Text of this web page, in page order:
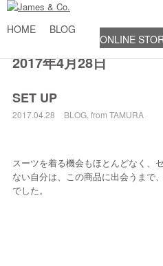
HOME BLOG
ONLINE
2017年4月28日
SET UP
2017.04.28 BLOG, from TAMURA
スーツを着る機会もほとんどなく、
ない自分は、この商品に出会うまで
でした。